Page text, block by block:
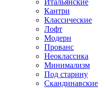
Итальянские
Кантри
Классические
Лофт
Модерн
Прованс
Неоклассика
Минимализм
Под старину
Скандинавские